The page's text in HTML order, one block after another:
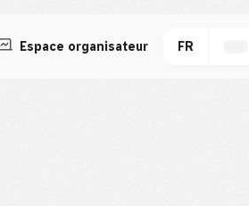
Espace organisateur FR